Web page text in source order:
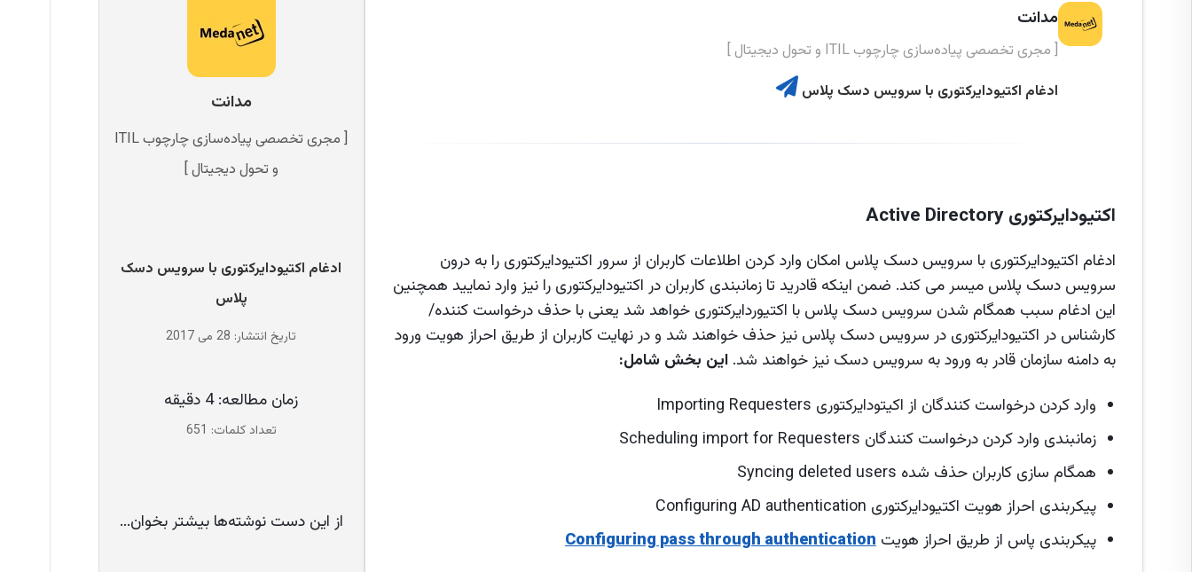
مدانت
[ مجری تخصصی پیاده‌سازی چارچوب ITIL و تحول دیجیتال ]
ادغام اکتیودایرکتوری با سرویس دسک پلاس
اکتیودایرکتوری Active Directory
ادغام اکتیودایرکتوری با سرویس دسک پلاس امکان وارد کردن اطلاعات کاربران از سرور اکتیودایرکتوری را به درون
سرویس دسک پلاس میسر می کند. ضمن اینکه قادرید تا زمانبندی کاربران در اکتیودایرکتوری را نیز وارد نمایید همچنین
این ادغام سبب همگام شدن سرویس دسک پلاس با اکتیوردایرکتوری خواهد شد یعنی با حذف درخواست کننده/
کارشناس در اکتیودایرکتوری در سرویس دسک پلاس نیز حذف خواهند شد و در نهایت کاربران از طریق احراز هویت ورود
به دامنه سازمان قادر به ورود به سرویس دسک نیز خواهند شد. این بخش شامل:
وارد کردن درخواست کنندگان از اکیتودایرکتوری Importing Requesters
زمانبندی وارد کردن درخواست کنندگان Scheduling import for Requesters
همگام سازی کاربران حذف شده Syncing deleted users
پیکربندی احراز هویت اکتیودایرکتوری Configuring AD authentication
پیکربندی پاس از طریق احراز هویتConfiguring pass through authentication
مدانت
[ مجری تخصصی پیاده‌سازی چارچوب ITIL
و تحول دیجیتال ]
ادغام اکتیودایرکتوری با سرویس دسک
پلاس
تاریخ انتشار: 28 می 2017
زمان مطالعه: 4 دقیقه
تعداد کلمات: 651
از این دست نوشته‌ها بیشتر بخوان...